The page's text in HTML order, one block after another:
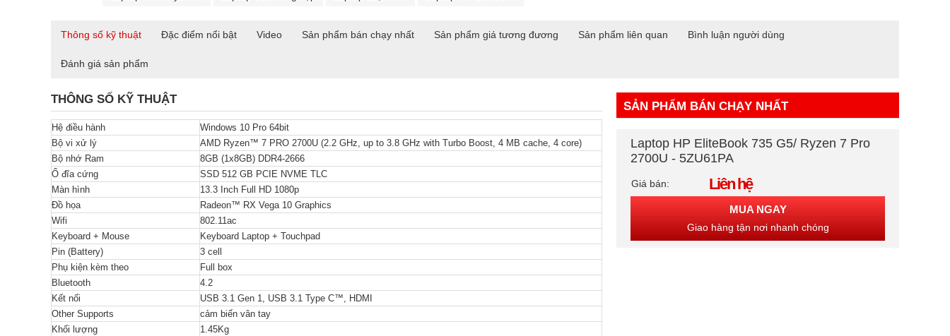
Thông số kỹ thuật Đặc điểm nổi bật Video Sản phẩm bán chạy nhất Sản phẩm giá tương đương Sản phẩm liên quan Bình luận người dùng
Đánh giá sản phẩm
THÔNG SỐ KỸ THUẬT
Hệ điều hành
Windows 10 Pro 64bit
Bộ vi xử lý
AMD Ryzen™ 7 PRO 2700U (2.2 GHz, up to 3.8 GHz with Turbo Boost, 4 MB cache, 4 core)
Bộ nhớ Ram
8GB (1x8GB) DDR4-2666
Ổ đĩa cứng
SSD 512 GB PCIE NVME TLC
Màn hình
13.3 Inch Full HD 1080p
Đồ họa
Radeon™ RX Vega 10 Graphics
Wifi
802.11ac
Keyboard + Mouse
Keyboard Laptop + Touchpad
Pin (Battery)
3 cell
Phụ kiện kèm theo
Full box
Bluetooth
4.2
Kết nối
USB 3.1 Gen 1, USB 3.1 Type C™, HDMI
Other Supports
cảm biến vân tay
Khối lượng
1.45Kg
SẢN PHẨM BÁN CHẠY NHẤT
Laptop HP EliteBook 735 G5/ Ryzen 7 Pro
2700U - 5ZU61PA
Giá bán: Liên hệ
MUA NGAY
Giao hàng tận nơi nhanh chóng